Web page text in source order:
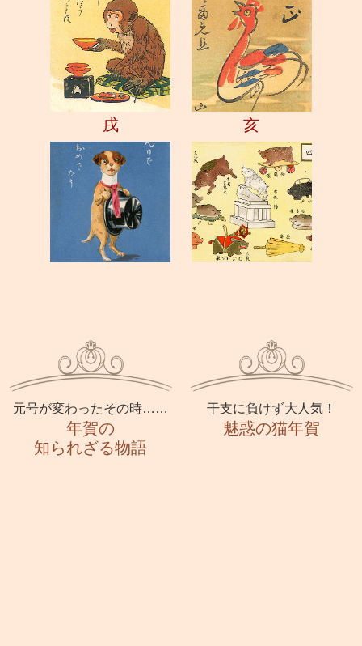
戌 亥
元号が変わったその時……
年賀の
知られざる物語
干支に負けず大人気！
魅惑の猫年賀